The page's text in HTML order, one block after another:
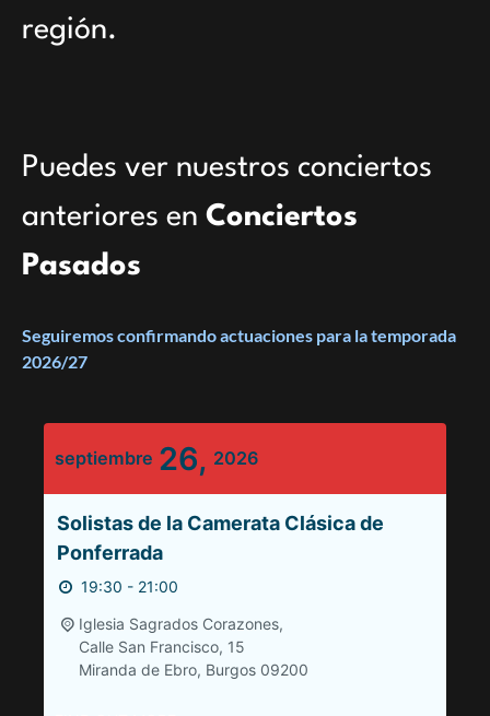
región.
Puedes ver nuestros conciertos
anteriores en Conciertos
Pasados
Seguiremos confirmando actuaciones para la temporada
2026/27
septiembre 26, 2026
Solistas de la Camerata Clásica de
Ponferrada
19:30 - 21:00
Iglesia Sagrados Corazones,
Calle San Francisco, 15
Miranda de Ebro, Burgos 09200